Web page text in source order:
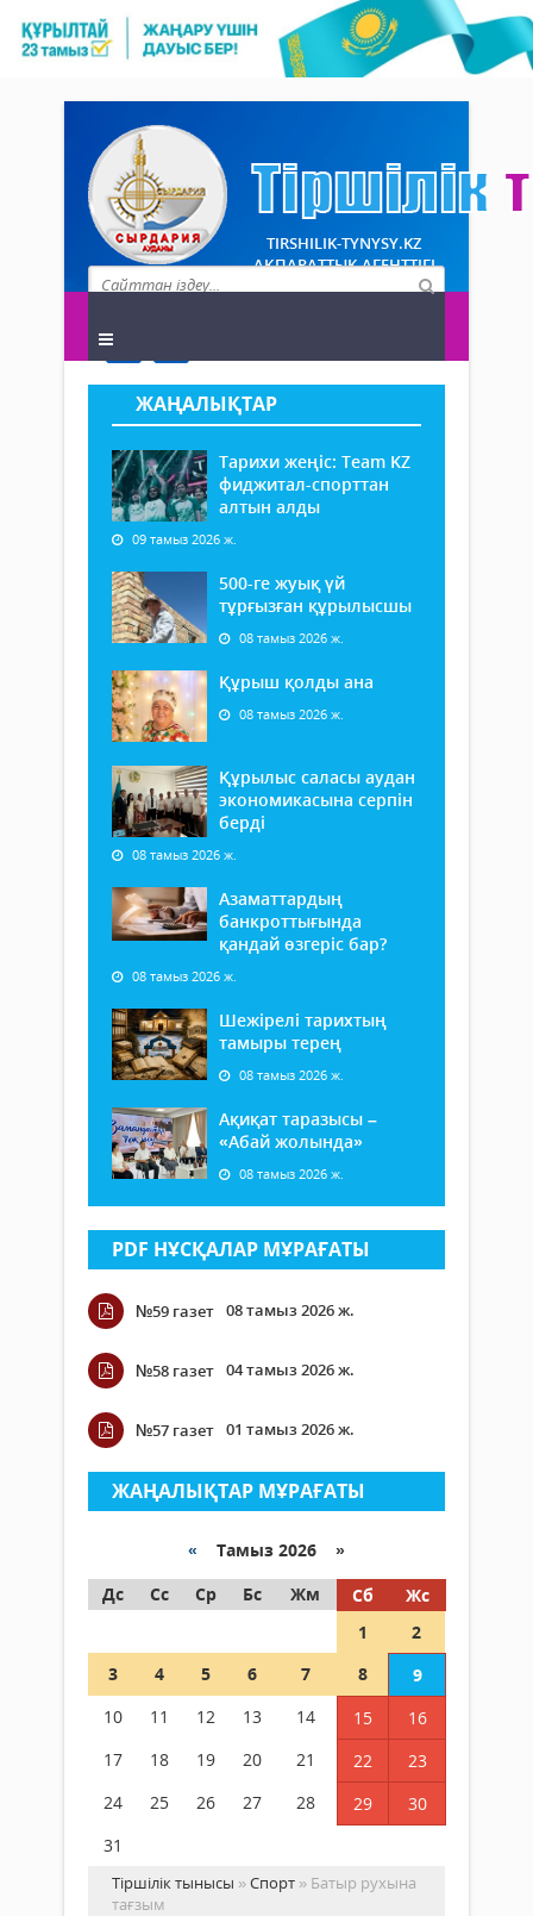
TIRSHILIK-TYNYSY.KZ
АҚПАРАТТЫҚ АГЕНТТІГІ
ЖАҢАЛЫҚТАР
Тарихи жеңіс: Team KZ
фиджитал-спорттан
алтын алды
09 тамыз 2026 ж.
500-ге жуық үй
тұрғызған құрылысшы
08 тамыз 2026 ж.
Құрыш қолды ана
08 тамыз 2026 ж.
Құрылыс саласы аудан
экономикасына серпін
берді
08 тамыз 2026 ж.
Азаматтардың
банкроттығында
қандай өзгеріс бар?
08 тамыз 2026 ж.
Шежірелі тарихтың
тамыры терең
08 тамыз 2026 ж.
Ақиқат таразысы –
«Абай жолында»
08 тамыз 2026 ж.
PDF НҰСҚАЛАР МҰРАҒАТЫ
№59 газет 08 тамыз 2026 ж.
№58 газет 04 тамыз 2026 ж.
№57 газет 01 тамыз 2026 ж.
ЖАҢАЛЫҚТАР МҰРАҒАТЫ
« Тамыз 2026 »
Дс
Сс Ср Бс Жм Сб
Жс
1
2
3
4 5 6 7 8
9
10
11 12 13 14 15
16
17
18 19 20 21 22
23
24
25 26 27 28 29
30
31
Тіршілік тынысы »Спорт » Батыр рухына
тағзым